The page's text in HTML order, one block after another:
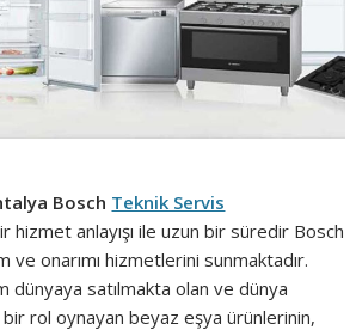
Bosch Teknik Servis
hizmet anlayışı ile uzun bir süredir Bosch
ve onarımı hizmetlerini sunmaktadır.
dünyaya satılmakta olan ve dünya
rol oynayan beyaz eşya ürünlerinin,